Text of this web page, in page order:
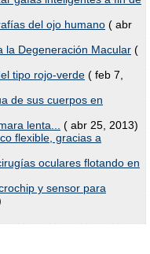
del ojo humano ( abr
la Degeneración Macular (
tipo rojo-verde ( feb 7,
de sus cuerpos en
lenta...
( abr 25, 2013)
flexible, gracias a
oculares flotando en
y sensor para